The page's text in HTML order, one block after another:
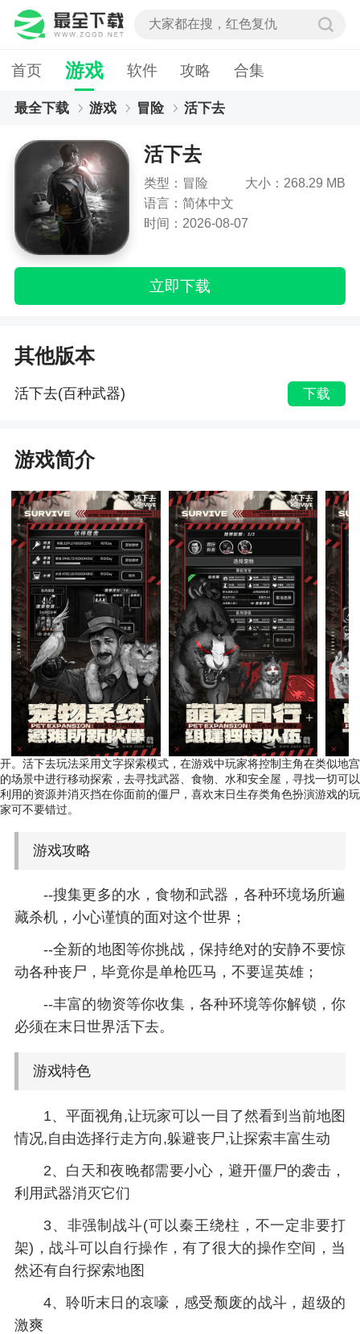
首页 游戏 软件 攻略 合集
最全下载 游戏 冒险 活下去
活下去
类型：冒险
大小：268.29 MB
语言：简体中文
时间：2026-08-07
立即下载
其他版本
活下去(百种武器) 下载
游戏简介
开。活下去玩法采用文字探索模式，在游戏中玩家将控制主角在类似地宫
的场景中进行移动探索，去寻找武器、食物、水和安全屋，寻找一切可以
利用的资源并消灭挡在你面前的僵尸，喜欢末日生存类角色扮演游戏的玩
家可不要错过。
游戏攻略
--搜集更多的水，食物和武器，各种环境场所遍
藏杀机，小心谨慎的面对这个世界；
--全新的地图等你挑战，保持绝对的安静不要惊
动各种丧尸，毕竟你是单枪匹马，不要逞英雄；
--丰富的物资等你收集，各种环境等你解锁，你
必须在末日世界活下去。
游戏特色
1、平面视角,让玩家可以一目了然看到当前地图
情况,自由选择行走方向,躲避丧尸,让探索丰富生动
2、白天和夜晚都需要小心，避开僵尸的袭击，
利用武器消灭它们
3、非强制战斗(可以秦王绕柱，不一定非要打
架)，战斗可以自行操作，有了很大的操作空间，当
然还有自行探索地图
4、聆听末日的哀嚎，感受颓废的战斗，超级的
激爽